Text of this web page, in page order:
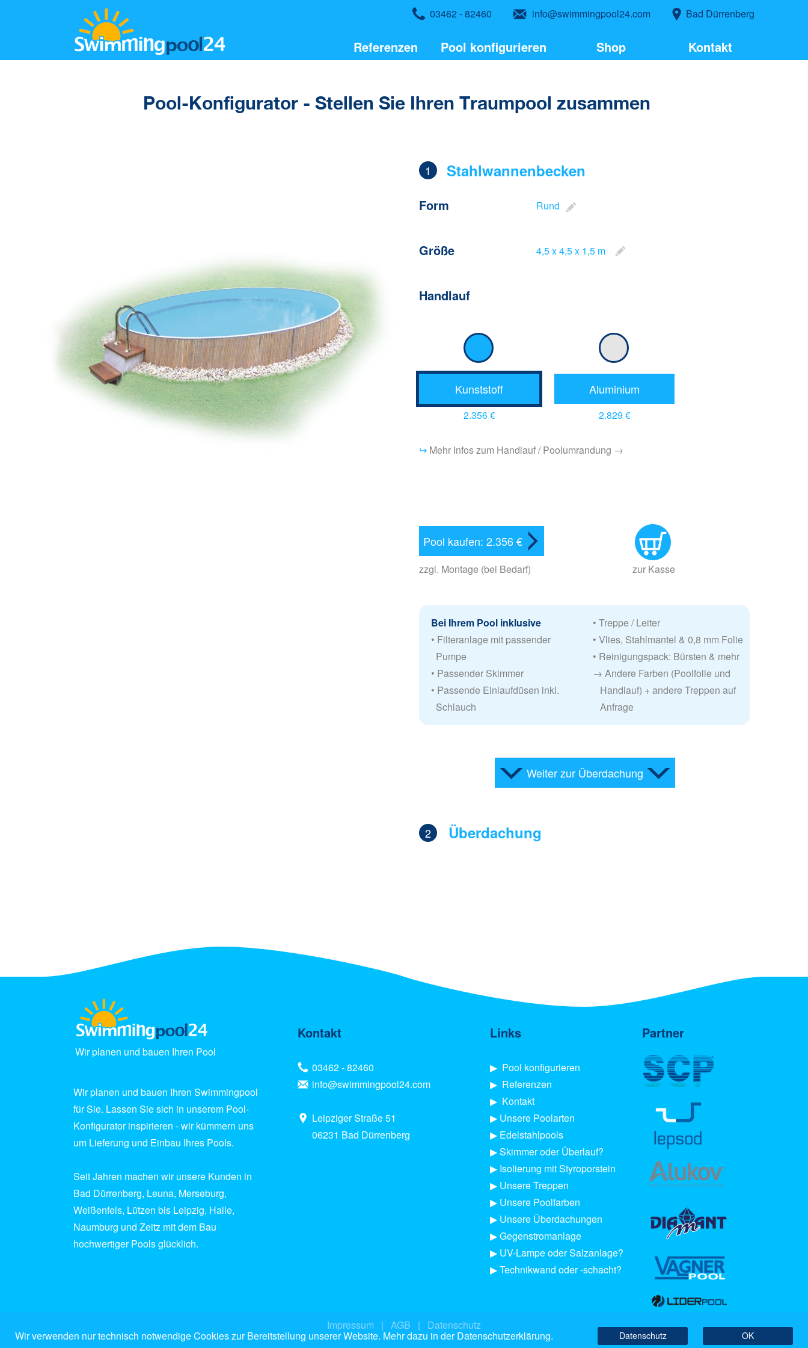
Referenzen Pool konfigurieren Shop Kontakt
03462 - 82460 info@swimmingpool24.com Bad Dürrenberg
Pool-Konfigurator - Stellen Sie Ihren Traumpool zusammen
Überdachung
Form Rund
Größe 4,5 x 4,5 x 1,5 m
Handlauf
1 Stahlwannenbecken
Kunststoff Aluminium
↪ Mehr Infos zum Handlauf / Poolumrandung →
zzgl. Montage (bei Bedarf) zur Kasse
Pool kaufen: 2.356 €
2
2.356 € 2.829 €
Weiter zur Überdachung
Bei Ihrem Pool inklusive
• Filteranlage mit passender
Pumpe
• Passender Skimmer
• Passende Einlaufdüsen inkl.
Schlauch
• Treppe / Leiter
• Vlies, Stahlmantel & 0,8 mm Folie
• Reinigungspack: Bürsten & mehr
→ Andere Farben (Poolfolie und
Handlauf) + andere Treppen auf
Anfrage
Wir planen und bauen Ihren Pool
Kontakt
03462 - 82460
info@swimmingpool24.com
Leipziger Straße 51
06231 Bad Dürrenberg
Links
▶︎ Pool konfigurieren
▶︎ Referenzen
▶︎ Kontakt
▶ Unsere Poolarten
▶ Edelstahlpools
▶Skimmer oder Überlauf?
▶ Isolierung mit Styroporstein
▶ Unsere Treppen
▶︎ Unsere Poolfarben
▶︎ Unsere Überdachungen
▶Gegenstromanlage
▶︎ UV-Lampe oder Salzanlage?
▶︎Technikwand oder -schacht?
Partner
Impressum | AGB | Datenschutz
Wir planen und bauen Ihren Swimmingpool
für Sie. Lassen Sie sich in unserem Pool-
Konfigurator inspirieren - wir kümmern uns
um Lieferung und Einbau Ihres Pools.
Seit Jahren machen wir unsere Kunden in
Bad Dürrenberg, Leuna, Merseburg,
Weißenfels, Lützen bis Leipzig, Halle,
Naumburg und Zeitz mit dem Bau
hochwertiger Pools glücklich.
Wir verwenden nur technisch notwendige Cookies zur Bereitstellung unserer Website. Mehr dazu in der Datenschutzerklärung. Datenschutz OK